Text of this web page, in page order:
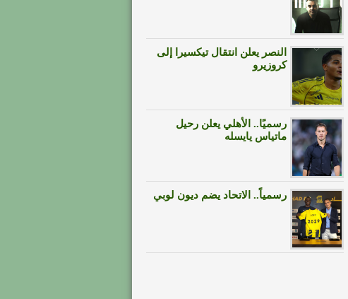
النصر يعلن انتقال تيكسيرا إلى
كروزيرو
رسميًا.. الأهلي يعلن رحيل
ماتياس يايسله
رسمياً.. الاتحاد يضم ديون لوبي